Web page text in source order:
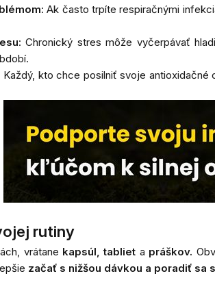
: Ak často trpíte respiračnými
: Chronický stres môže vyčerpávať
Každý, kto chce posilniť svoje
rutiny
vrátane kapsúl , tabliet a práškov.
začať s nižšou dávkou a poradiť sa